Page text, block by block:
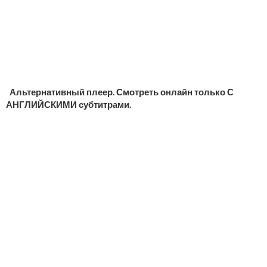
Альтернативный плеер. Смотреть онлайн только С
АНГЛИЙСКИМИ субтитрами.